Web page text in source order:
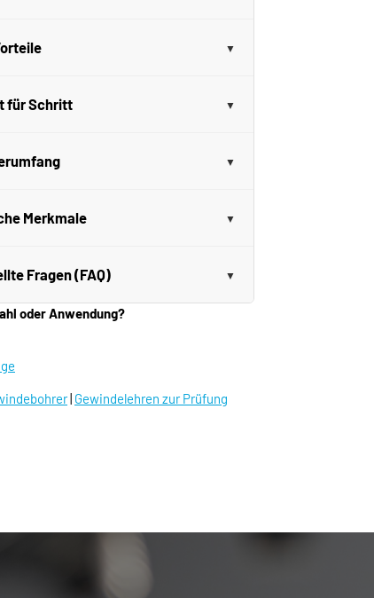
für Schritt
Merkmale
Fragen (FAQ)
oder Anwendung?
| Gewindelehren zur Prüfung